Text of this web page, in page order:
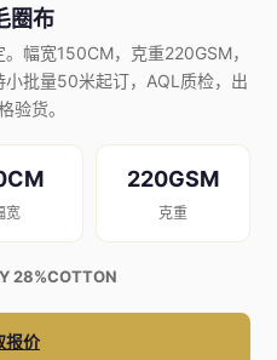
圈布
幅宽150CM，克重220GSM，
批量50米起订，AQL质检，出
验货。
宽
220GSM
克重
28%COTTON
报价